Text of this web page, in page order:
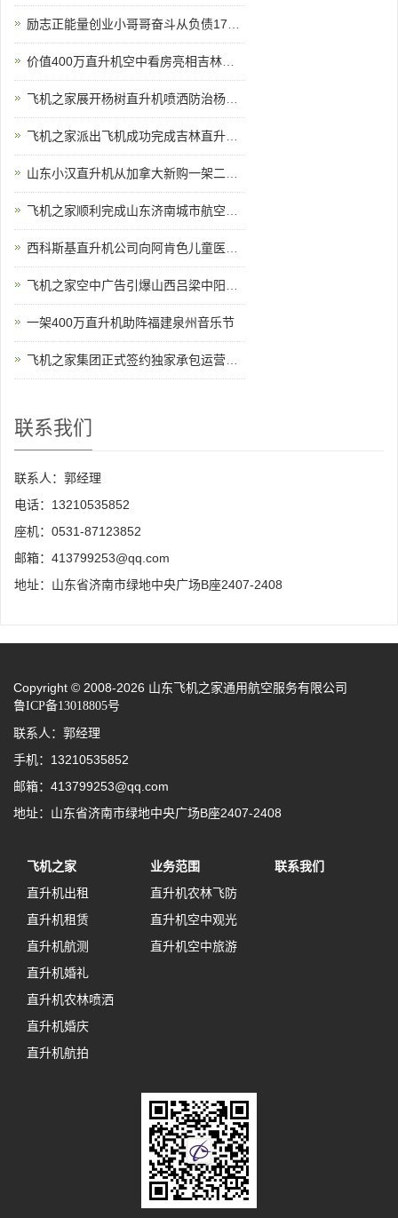
一架400万直升机助阵福建泉州音乐节
联系我们
联系人：郭经理
电话：13210535852
座机：0531-87123852
邮箱：413799253@qq.com
地址：山东省济南市绿地中央广场B座2407-2408
Copyright © 2008-2026 山东飞机之家通用航空服务有限公司
鲁ICP备13018805号
联系人：郭经理
手机：13210535852
邮箱：413799253@qq.com
地址：山东省济南市绿地中央广场B座2407-2408
飞机之家
直升机出租
直升机租赁
直升机航测
直升机婚礼
直升机农林喷洒
直升机婚庆
直升机航拍
业务范围
直升机农林飞防
直升机空中观光
直升机空中旅游
联系我们